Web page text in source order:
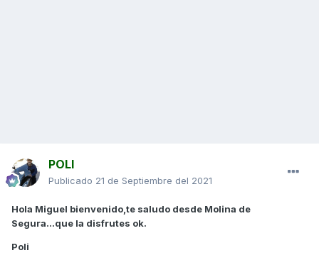
POLI
Publicado 21 de Septiembre del 2021
Hola Miguel bienvenido,te saludo desde Molina de
Segura...que la disfrutes ok.
Poli